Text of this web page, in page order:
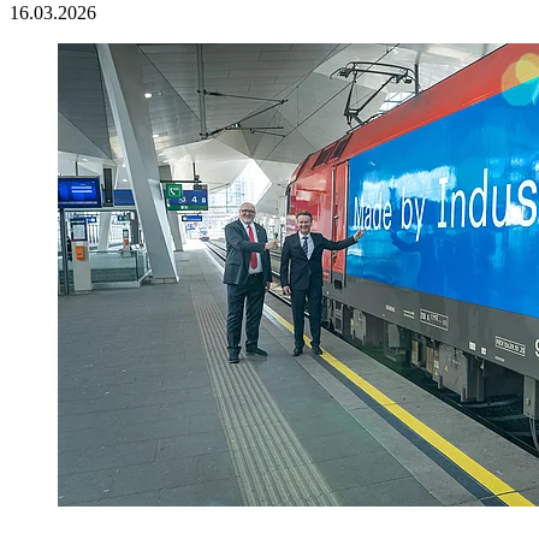
16.03.2026